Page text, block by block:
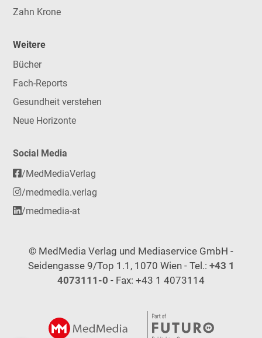
Zahn Krone
Weitere
Bücher
Fach-Reports
Gesundheit verstehen
Neue Horizonte
Social Media
/MedMediaVerlag
/medmedia.verlag
/medmedia-at
© MedMedia Verlag und Mediaservice GmbH -
Seidengasse 9/Top 1.1, 1070 Wien - Tel.: +43 1
4073111-0 - Fax: +43 1 4073114